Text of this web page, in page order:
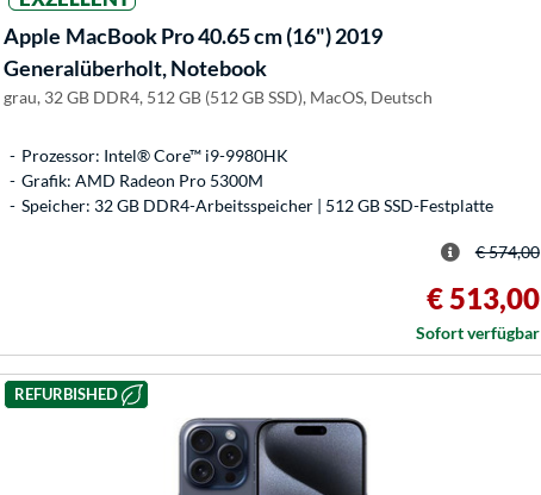
Apple MacBook Pro 40.65 cm (16") 2019
Generalüberholt, Notebook
grau, 32 GB DDR4, 512 GB (512 GB SSD), MacOS, Deutsch
Prozessor: Intel® Core™ i9-9980HK
Grafik: AMD Radeon Pro 5300M
Speicher: 32 GB DDR4-Arbeitsspeicher | 512 GB SSD-Festplatte
€ 574,00
€ 513,00
Sofort verfügbar
REFURBISHED